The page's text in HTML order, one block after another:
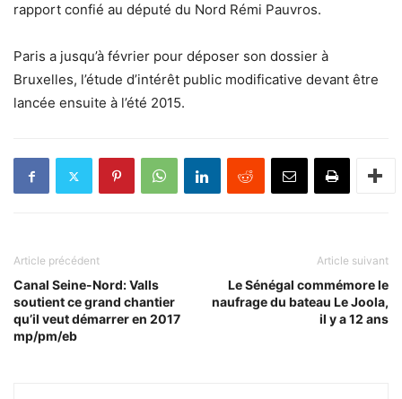
rapport confié au député du Nord Rémi Pauvros.
Paris a jusqu’à février pour déposer son dossier à
Bruxelles, l’étude d’intérêt public modificative devant être
lancée ensuite à l’été 2015.
Article précédent
Canal Seine-Nord: Valls
soutient ce grand chantier
qu’il veut démarrer en 2017
mp/pm/eb
Article suivant
Le Sénégal commémore le
naufrage du bateau Le Joola,
il y a 12 ans